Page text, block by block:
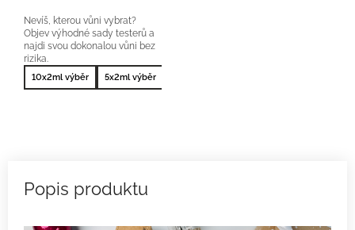
Nevíš, kterou vůni vybrat?
Objev výhodné sady testerů a
najdi svou dokonalou vůni bez
rizika.
10x2ml výběr 5x2ml výběr